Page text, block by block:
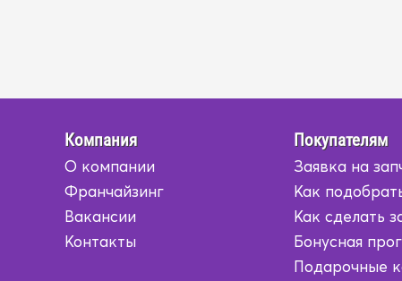
Компания
О компании
Франчайзинг
Вакансии
Контакты
Покупателям
Заявка на
Как
Как сделать
Бонусная
Подарочные